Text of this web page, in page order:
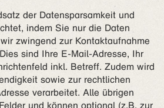
der Datensparsamkeit und
indem Sie nur die Daten
zwingend zur Kontaktaufnahme
sind Ihre E-Mail-Adresse, Ihr
inkl. Betreff. Zudem wird
sowie zur rechtlichen
verarbeitet. Alle übrigen
und können optional (z.B. zur